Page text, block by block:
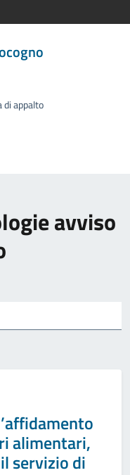
di appalto
avviso
alimentari,
servizio di